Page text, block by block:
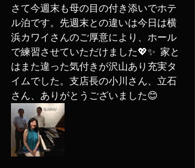
さて今週末も母の目の付き添いでホテ
ル泊です。先週末との違いは今日は横
浜カワイさんのご厚意により、ホール
で練習させていただけました💖✨  家と
はまた違った気付きが沢山あり充実タ
イムでした。支店長の小川さん、立石
さん、ありがとうございました😊